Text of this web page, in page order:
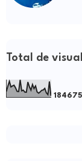
Total de
1 84675